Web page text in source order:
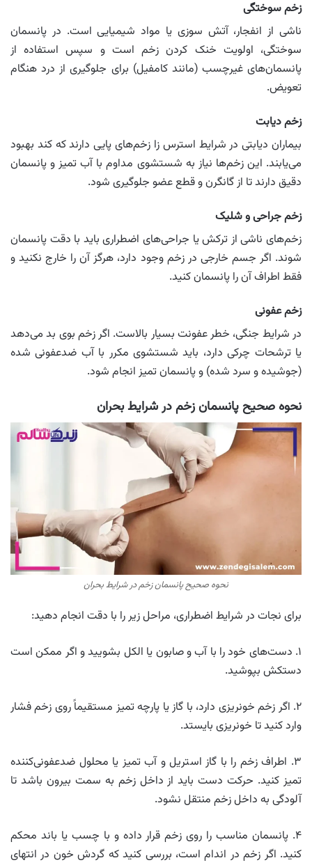
زخم سوختگی
ناشی از انفجار، آتش سوزی یا مواد شیمیایی است. در پانسمان
سوختگی، اولویت خنک کردن زخم است و سپس استفاده از
پانسمان‌های غیرچسب (مانند کامفیل) برای جلوگیری از درد هنگام
تعویض.
زخم دیابت
بیماران دیابتی در شرایط استرس زا زخم‌های پایی دارند که کند بهبود
می‌یابند. این زخم‌ها نیاز به شستشوی مداوم با آب تمیز و پانسمان
دقیق دارند تا از گانگرن و قطع عضو جلوگیری شود.
زخم جراحی و شلیک
زخم‌های ناشی از ترکش یا جراحی‌های اضطراری باید با دقت پانسمان
شوند. اگر جسم خارجی در زخم وجود دارد، هرگز آن را خارج نکنید و
فقط اطراف آن را پانسمان کنید.
زخم عفونی
در شرایط جنگی، خطر عفونت بسیار بالاست. اگر زخم بوی بد می‌دهد
یا ترشحات چرکی دارد، باید شستشوی مکرر با آب ضدعفونی شده
(جوشیده و سرد شده) و پانسمان تمیز انجام شود.
نحوه صحیح پانسمان زخم در شرایط بحران
نحوه صحیح پانسمان زخم در شرایط بحران
برای نجات در شرایط اضطراری، مراحل زیر را با دقت انجام دهید:
۱. دست‌های خود را با آب و صابون یا الکل بشویید و اگر ممکن است
دستکش بپوشید.
۲. اگر زخم خونریزی دارد، با گاز یا پارچه تمیز مستقیماً روی زخم فشار
وارد کنید تا خونریزی بایستد.
۳. اطراف زخم را با گاز استریل و آب تمیز یا محلول ضدعفونی‌کننده
تمیز کنید. حرکت دست باید از داخل زخم به سمت بیرون باشد تا
آلودگی به داخل زخم منتقل نشود.
۴. پانسمان مناسب را روی زخم قرار داده و با چسب یا باند محکم
کنید. اگر زخم در اندام است، بررسی کنید که گردش خون در انتهای